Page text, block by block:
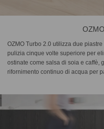
OZMO Turbo 2.0 utilizza due
pulizia cinque volte superiore per
ostinate come salsa di soia e caffè,
rifornimento continuo di acqua per